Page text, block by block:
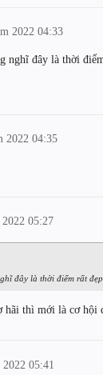
2022 04:33
nghĩ đây là thời
2022 04:35
05:27
đây là thời điểm rất đẹp
thì mới là cơ hội
05:41